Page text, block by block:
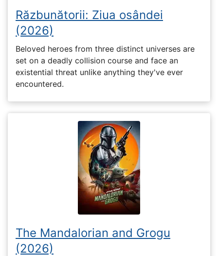
Răzbunătorii: Ziua osândei
(2026)
Beloved heroes from three distinct universes are
set on a deadly collision course and face an
existential threat unlike anything they've ever
encountered.
The Mandalorian and Grogu
(2026)